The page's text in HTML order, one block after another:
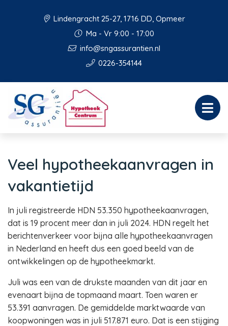
Lindengracht 25-27, 1716 DD, Opmeer
Ma - Vr 9:00 - 17:00
info@sngassurantien.nl
0226-354144
Veel hypotheekaanvragen in
vakantietijd
In juli registreerde HDN 53.350 hypotheekaanvragen,
dat is 19 procent meer dan in juli 2024. HDN regelt het
berichtenverkeer voor bijna alle hypotheekaanvragen
in Nederland en heeft dus een goed beeld van de
ontwikkelingen op de hypotheekmarkt.
Juli was een van de drukste maanden van dit jaar en
evenaart bijna de topmaand maart. Toen waren er
53.391 aanvragen. De gemiddelde marktwaarde van
koopwoningen was in juli 517.871 euro. Dat is een stijging